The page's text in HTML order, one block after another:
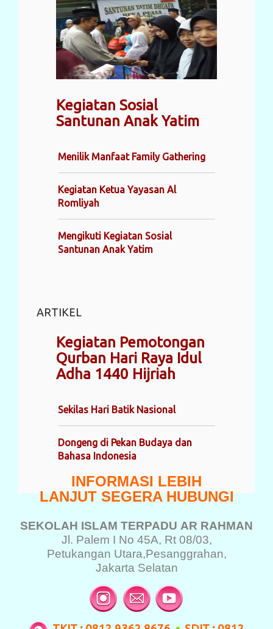
Kegiatan Sosial
Santunan Anak Yatim
Menilik Manfaat Family Gathering
Kegiatan Ketua Yayasan Al
Romliyah
Mengikuti Kegiatan Sosial
Santunan Anak Yatim
ARTIKEL
Kegiatan Pemotongan
Qurban Hari Raya Idul
Adha 1440 Hijriah
Sekilas Hari Batik Nasional
Dongeng di Pekan Budaya dan
Bahasa Indonesia
INFORMASI LEBIH
LANJUT SEGERA HUBUNGI
SEKOLAH ISLAM TERPADU AR RAHMAN
Jl. Palem I No 45A, Rt 08/03,
Petukangan Utara,Pesanggrahan,
Jakarta Selatan